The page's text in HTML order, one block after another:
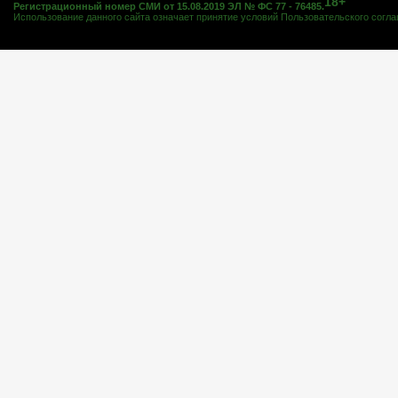
Регистрационный номер СМИ от 15.08.2019 ЭЛ № ФС 77 - 76485.
Использование данного сайта означает принятие условий Пользовательского